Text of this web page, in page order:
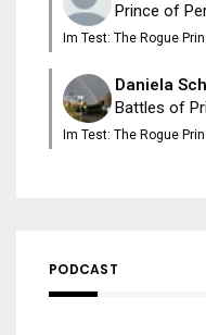
Prince of
Im Test: The Rogue
Daniela
Battles of
Im Test: The Rogue
PODCAST